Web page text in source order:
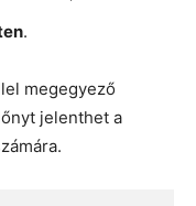
.
megegyező
jelenthet a